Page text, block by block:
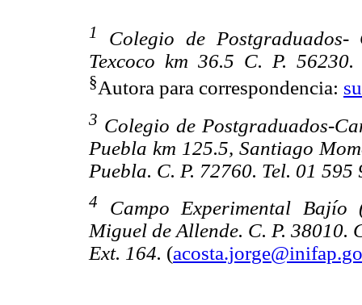
1
Colegio de
Texcoco km 36.5 C. P.
§Autora para correspondencia:
3 Colegio de Postgraduados-
Puebla km 125.5, Santiago
Puebla. C. P. 72760. Tel. 01
4
Campo Experimental Bajío
Miguel de Allende. C. P. 38010.
Ext. 164. (